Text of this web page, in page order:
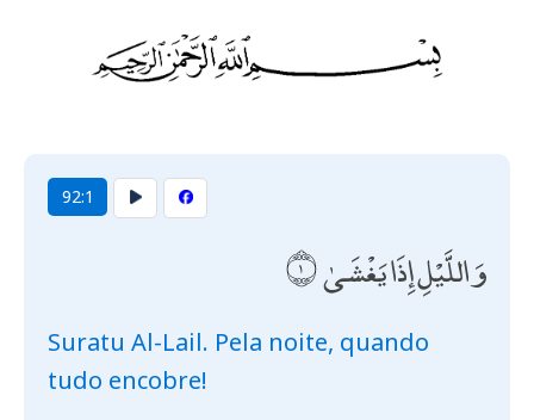
92:1
وَاللَّيْلِ إِذَا يَغْشَىٰ
Suratu Al-Lail. Pela noite, quando
tudo encobre!